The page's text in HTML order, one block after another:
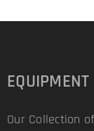
Our Collection